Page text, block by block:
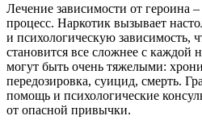
Лечение зависимости от героина
процесс. Наркотик вызывает
и психологическую зависимость,
становится все сложнее с каждой
могут быть очень тяжелыми:
передозировка, суицид, смерть.
помощь и психологические
от опасной привычки.